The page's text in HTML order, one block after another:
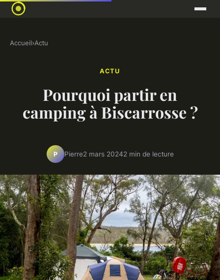
Accueil›Actu
ACTU
Pourquoi partir en
camping à Biscarrosse ?
P Pierre2 mars 20242 min de lecture